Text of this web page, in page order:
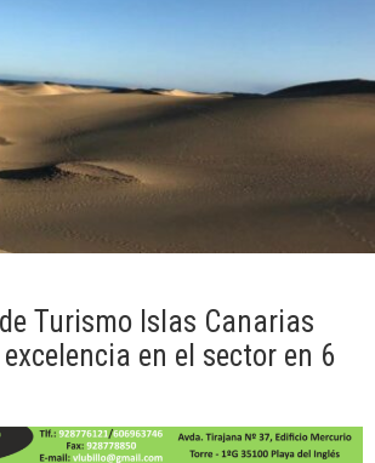
Turismo Islas Canarias
en el sector en 6